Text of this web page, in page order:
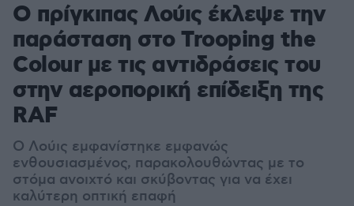
Ο πρίγκιπας Λούις έκλεψε την
παράσταση στο Trooping the
Colour με τις αντιδράσεις του
στην αεροπορική επίδειξη της
RAF
Ο Λούις εμφανίστηκε εμφανώς
ενθουσιασμένος, παρακολουθώντας με το
στόμα ανοιχτό και σκύβοντας για να έχει
καλύτερη οπτική επαφή